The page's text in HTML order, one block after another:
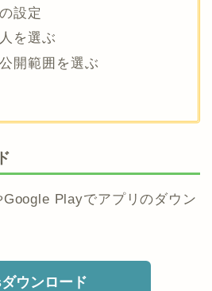
設定
を選ぶ
開範囲を選ぶ
Playでアプリのダウン
ウンロード